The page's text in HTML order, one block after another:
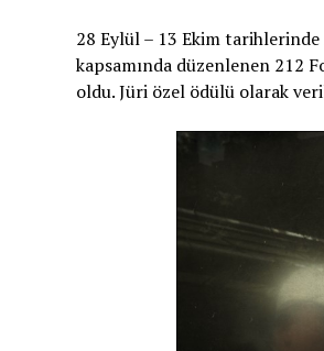
28 Eylül – 13 Ekim
kapsamında düzenlenen 212
oldu. Jüri özel ödülü olarak